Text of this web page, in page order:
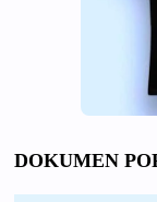
DOKUMEN